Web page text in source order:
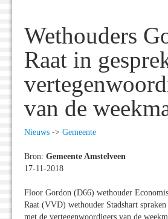
Wethouders
Raat in
van de
Nieuws -> Gemeente
Bron: Gemeente Amstelveen
17-11-2018
Floor Gordon (D66) wethouder
Raat (VVD) wethouder Stadshart
met de vertegenwoordigers van de